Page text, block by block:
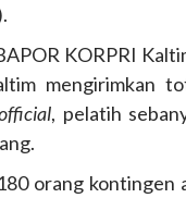
KORPRI
mengirimkan
, pelatih
orang